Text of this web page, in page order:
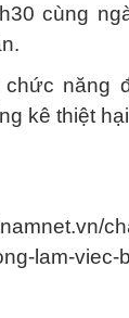
cùng
năng
kê thiệt
lam-viec-